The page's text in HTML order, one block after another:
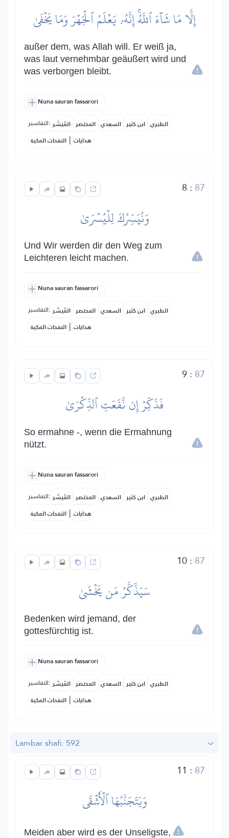
إِلَّا مَا شَآءَ ٱللَّهُۚ إِنَّهُۥ يَعۡلَمُ ٱلۡجَهۡرَ وَمَا يَخۡفَىٰ
außer dem, was Allah will. Er weiß ja,
was laut vernehmbar geäußert wird und
was verborgen bleibt.
Nuna sauran fassarori
التفاسير: المُيسَّر المختصر السعدي ابن كثير الطبري
النفحات المكية | هدايات
8 : 87
وَنُيَسِّرُكَ لِلۡيُسۡرَىٰ
Und Wir werden dir den Weg zum
Leichteren leicht machen.
Nuna sauran fassarori
التفاسير: المُيسَّر المختصر السعدي ابن كثير الطبري
النفحات المكية | هدايات
9: 87
فَذَكِّرۡ إِن نَّفَعَتِ ٱلذِّكۡرَىٰ
So ermahne -, wenn die Ermahnung
nützt.
Nuna sauran fassarori
التفاسير: المُيسَّر المختصر السعدي ابن كثير الطبري
النفحات المكية | هدايات
10: 87
سَيَذَّكَّرُ مَن يَخۡشَىٰ
Bedenken wird jemand, der
gottesfürchtig ist.
Nuna sauran fassarori
التفاسير: المُيسَّر المختصر السعدي ابن كثير الطبري
النفحات المكية | هدايات
Lambar shafi: 592
11 : 87
وَيَتَجَنَّبُهَا ٱلۡأَشۡقَى
Meiden aber wird es der Unseligste,